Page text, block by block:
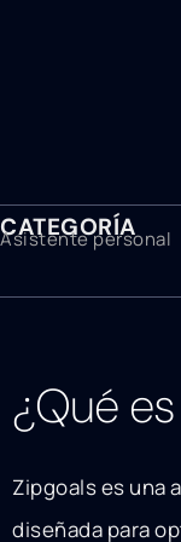
CATEGORÍA
Asistente personal
¿Qué es
Zipgoals es una
diseñada para